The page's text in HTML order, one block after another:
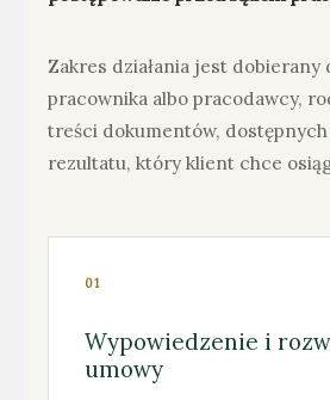
Zakres działania jest dobierany
pracownika albo pracodawcy,
treści dokumentów,
rezultatu, który klient chce
01
Wypowiedzenie i
umowy